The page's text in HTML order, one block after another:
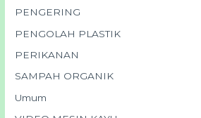
PENGERING
PENGOLAH PLASTIK
PERIKANAN
SAMPAH ORGANIK
Umum